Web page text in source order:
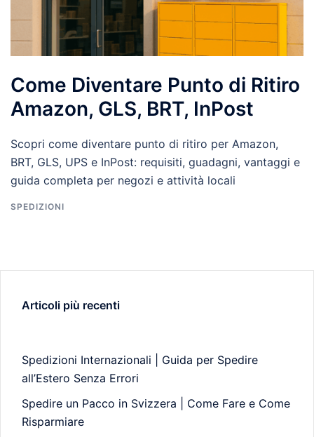
Come Diventare Punto di Ritiro
Amazon, GLS, BRT, InPost
Scopri come diventare punto di ritiro per Amazon,
BRT, GLS, UPS e InPost: requisiti, guadagni, vantaggi e
guida completa per negozi e attività locali
SPEDIZIONI
Articoli più recenti
Spedizioni Internazionali | Guida per Spedire
all’Estero Senza Errori
Spedire un Pacco in Svizzera | Come Fare e Come
Risparmiare